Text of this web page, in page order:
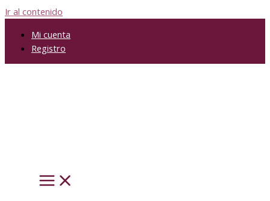
Ir al contenido
Mi cuenta
Registro